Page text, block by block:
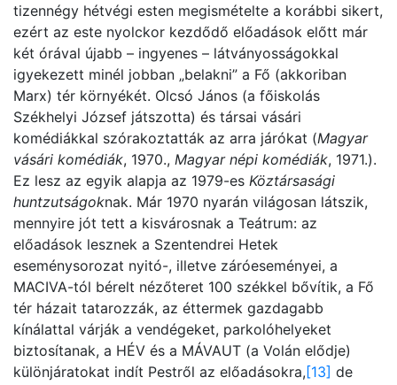
tizennégy hétvégi esten megismételte a korábbi sikert,
ezért az este nyolckor kezdődő előadások előtt már
két órával újabb – ingyenes – látványosságokkal
igyekezett minél jobban „belakni” a Fő (akkoriban
Marx) tér környékét. Olcsó János (a főiskolás
Székhelyi József játszotta) és társai vásári
komédiákkal szórakoztatták az arra járókat (Magyar
vásári komédiák, 1970., Magyar népi komédiák, 1971.).
Ez lesz az egyik alapja az 1979-es Köztársasági
huntzutságoknak. Már 1970 nyarán világosan látszik,
mennyire jót tett a kisvárosnak a Teátrum: az
előadások lesznek a Szentendrei Hetek
eseménysorozat nyitó-, illetve záróeseményei, a
MACIVA-tól bérelt nézőteret 100 székkel bővítik, a Fő
tér házait tatarozzák, az éttermek gazdagabb
kínálattal várják a vendégeket, parkolóhelyeket
biztosítanak, a HÉV és a MÁVAUT (a Volán elődje)
különjáratokat indít Pestről az előadásokra,[13] de